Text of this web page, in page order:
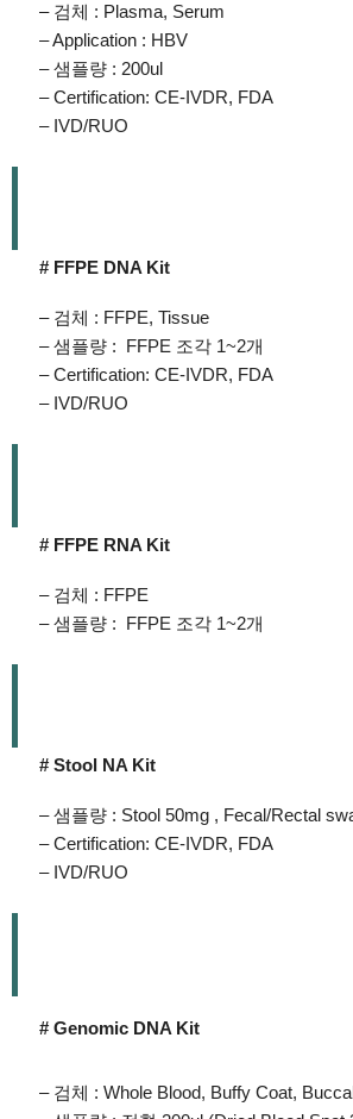
– 검체 : Plasma, Serum
– Application : HBV
– 샘플량 : 200ul
– Certification: CE-IVDR, FDA
– IVD/RUO
# FFPE DNA Kit
– 검체 : FFPE, Tissue
– 샘플량 : FFPE 조각 1~2개
– Certification: CE-IVDR, FDA
– IVD/RUO
# FFPE RNA Kit
– 검체 : FFPE
– 샘플량 : FFPE 조각 1~2개
# Stool NA Kit
– 샘플량 : Stool 50mg , Fecal/Rectal
– Certification: CE-IVDR, FDA
– IVD/RUO
# Genomic DNA Kit
– 검체 : Whole Blood, Buffy Coat,